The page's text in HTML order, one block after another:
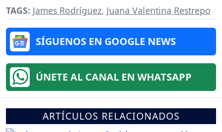
TAGS: James Rodríguez, Juana Valentina Restrepo
SÍGUENOS EN GOOGLE NEWS
ÚNETE AL CANAL EN WHATSAPP
ARTÍCULOS RELACIONADOS